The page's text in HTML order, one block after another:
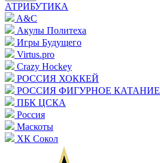
АТРИБУТИКА
A&C
Акулы Политеха
Игры Будущего
Virtus.pro
Crazy Hockey
РОССИЯ ХОККЕЙ
РОССИЯ ФИГУРНОЕ КАТАНИЕ
ПБК ЦСКА
Россия
Маскоты
ХК Сокол